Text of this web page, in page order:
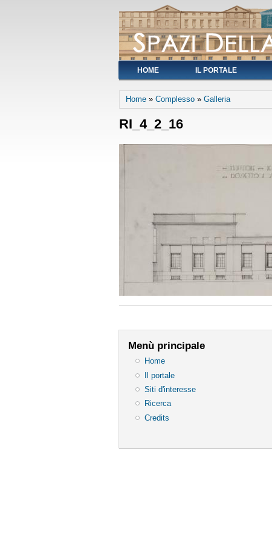
HOME IL PORTALE
You are here
Home » Complesso » Galleria
RI_4_2_16
Menù principale
Home
Il portale
Siti d'interesse
Ricerca
Credits